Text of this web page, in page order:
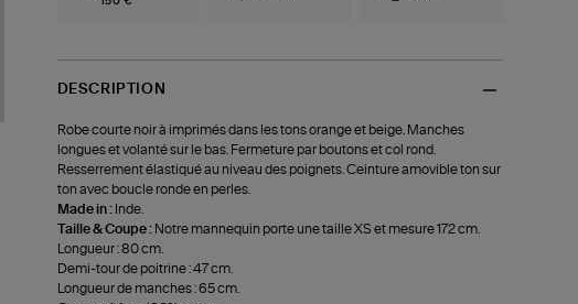
DESCRIPTION
Robe courte noir à imprimés dans les tons orange et beige. Manches
longues et volanté sur le bas. Fermeture par boutons et col rond.
Resserrement élastiqué au niveau des poignets. Ceinture amovible ton sur
ton avec boucle ronde en perles.
Made in : Inde.
Taille & Coupe : Notre mannequin porte une taille XS et mesure 172 cm.
Longueur : 80 cm.
Demi-tour de poitrine : 47 cm.
Longueur de manches : 65 cm.